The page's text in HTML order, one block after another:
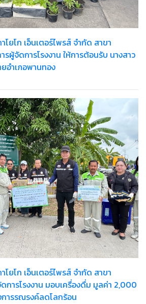
ยโก เอ็นเตอร์ไพรส์ จำกัด สาขา
ผู้จัดการโรงงาน ให้การต้อนรับ นางสาว
อำเภอพานทอง
ยโก เอ็นเตอร์ไพรส์ จำกัด สาขา
การโรงงาน มอบเครื่องดื่ม มูลค่า 2,000
ารรณรงค์ลดโลกร้อน